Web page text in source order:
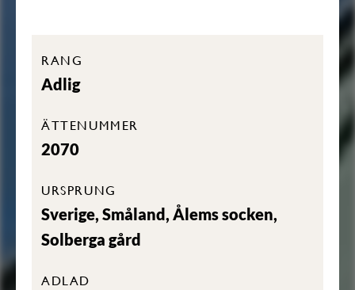
RANG
Adlig
ÄTTENUMMER
2070
URSPRUNG
Sverige, Småland, Ålems socken,
Solberga gård
ADLAD